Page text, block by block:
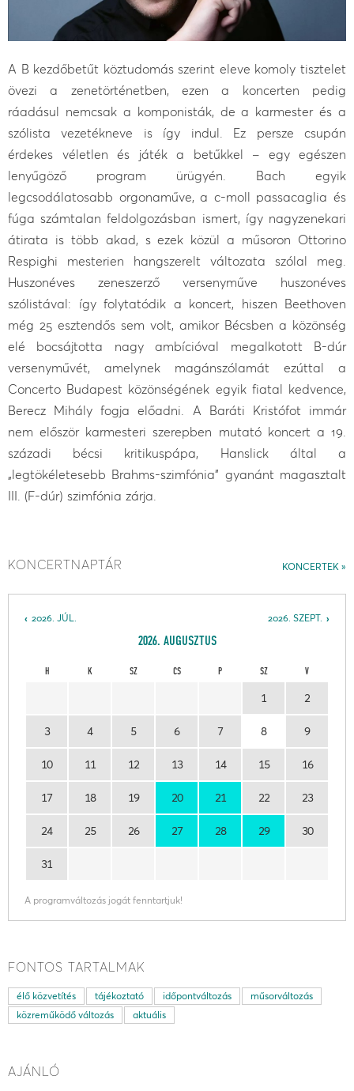
A B kezdőbetűt köztudomás szerint eleve komoly tisztelet
övezi a zenetörténetben, ezen a koncerten pedig
ráadásul nemcsak a komponisták, de a karmester és a
szólista vezetékneve is így indul. Ez persze csupán
érdekes véletlen és játék a betűkkel – egy egészen
lenyűgöző program ürügyén. Bach egyik
legcsodálatosabb orgonaműve, a c-moll passacaglia és
fúga számtalan feldolgozásban ismert, így nagyzenekari
átirata is több akad, s ezek közül a műsoron Ottorino
Respighi mesterien hangszerelt változata szólal meg.
Huszonéves zeneszerző versenyműve huszonéves
szólistával: így folytatódik a koncert, hiszen Beethoven
még 25 esztendős sem volt, amikor Bécsben a közönség
elé bocsájtotta nagy ambícióval megalkotott B-dúr
versenyművét, amelynek magánszólamát ezúttal a
Concerto Budapest közönségének egyik fiatal kedvence,
Berecz Mihály fogja előadni. A Baráti Kristófot immár
nem először karmesteri szerepben mutató koncert a 19.
századi bécsi kritikuspápa, Hanslick által a
„legtökéletesebb Brahms-szimfónia” gyanánt magasztalt
III. (F-dúr) szimfónia zárja.
KONCERTEK
KONCERTNAPTÁR
2026. SZEPT.
2026. JÚL.
2026. AUGUSZTUS
H K SZ CS P SZ V
1 2
3 4 5 6 7 8 9
10 11 12 13 14 15 16
17 18 19 20 21 22 23
24 25 26 27 28 29 30
31
A programváltozás jogát fenntartjuk!
FONTOS TARTALMAK
élő közvetítés tájékoztató időpontváltozás
műsorváltozás
közreműködő változás
aktuális
AJÁNLÓ